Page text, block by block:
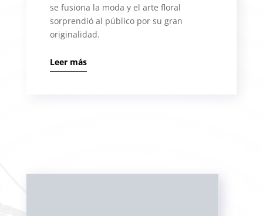
se fusiona la moda y el arte floral
sorprendió al público por su gran
originalidad.
Leer más